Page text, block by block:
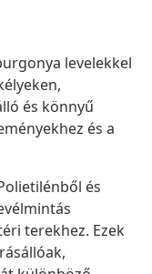
levelekkel
és könnyű
és a
és
terekhez. Ezek